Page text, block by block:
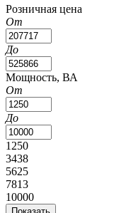
Розничная цена
От
До
Мощность, ВА
От
До
1250
3438
5625
7813
10000